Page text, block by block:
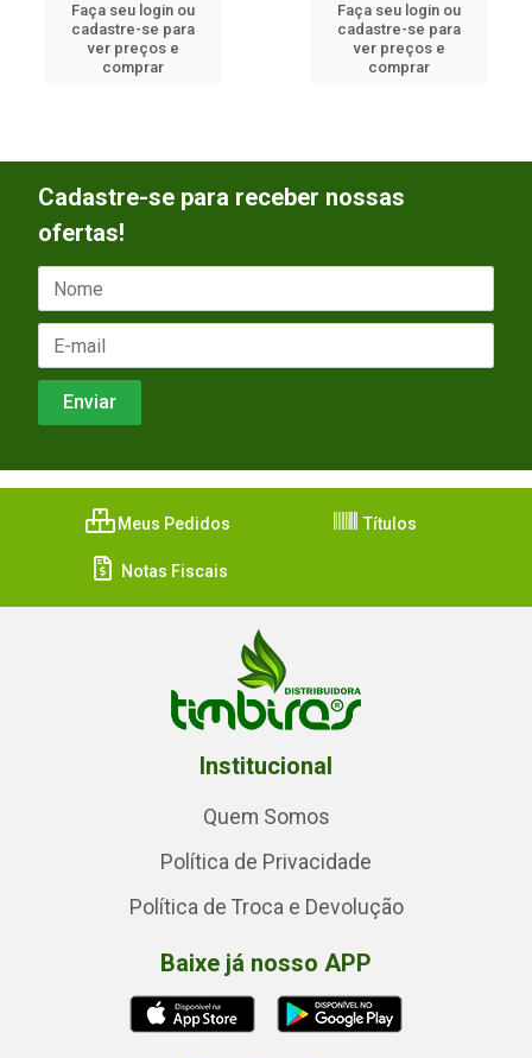
Faça seu login ou
cadastre-se para
ver preços e
comprar
Faça seu login ou
cadastre-se para
ver preços e
comprar
Cadastre-se para receber nossas
ofertas!
Meus Pedidos Títulos
Notas Fiscais
Institucional
Quem Somos
Política de Privacidade
Política de Troca e Devolução
Baixe já nosso APP